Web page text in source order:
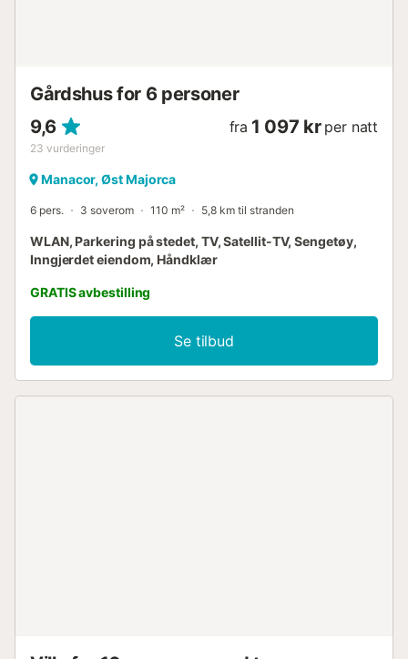
Gårdshus for 6 personer
9,6
23 vurderinger
fra 1 097 kr per natt
Manacor, Øst Majorca
6 pers. 3 soverom 110 m² 5,8 km til stranden
WLAN, Parkering på stedet, TV, Satellit-TV, Sengetøy,
Inngjerdet eiendom, Håndklær
GRATIS avbestilling
Se tilbud